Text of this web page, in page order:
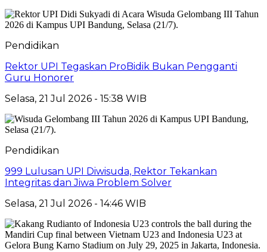
Pendidikan
Rektor UPI Tegaskan ProBidik Bukan Pengganti
Guru Honorer
Selasa, 21 Jul 2026 - 15:38 WIB
Pendidikan
999 Lulusan UPI Diwisuda, Rektor Tekankan
Integritas dan Jiwa Problem Solver
Selasa, 21 Jul 2026 - 14:46 WIB